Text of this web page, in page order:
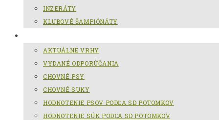
INZERÁTY
KLUBOVÉ ŠAMPIÓNÁTY
AKTUÁLNE VRHY
VYDANÉ ODPORÚČANIA
CHOVNÉ PSY
CHOVNÉ SUKY
HODNOTENIE PSOV PODĽA SD POTOMKOV
HODNOTENIE SÚK PODĽA SD POTOMKOV